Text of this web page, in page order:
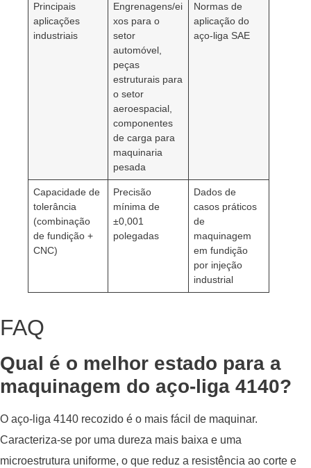
Principais
aplicações
industriais
Engrenagens/ei
xos para o
setor
automóvel,
peças
estruturais para
o setor
aeroespacial,
componentes
de carga para
maquinaria
pesada
Normas de
aplicação do
aço-liga SAE
Capacidade de
tolerância
(combinação
de fundição +
CNC)
Precisão
mínima de
±0,001
polegadas
Dados de
casos práticos
de
maquinagem
em fundição
por injeção
industrial
FAQ
Qual é o melhor estado para a
maquinagem do aço-liga 4140?
O aço-liga 4140 recozido é o mais fácil de maquinar.
Caracteriza-se por uma dureza mais baixa e uma
microestrutura uniforme, o que reduz a resistência ao corte e